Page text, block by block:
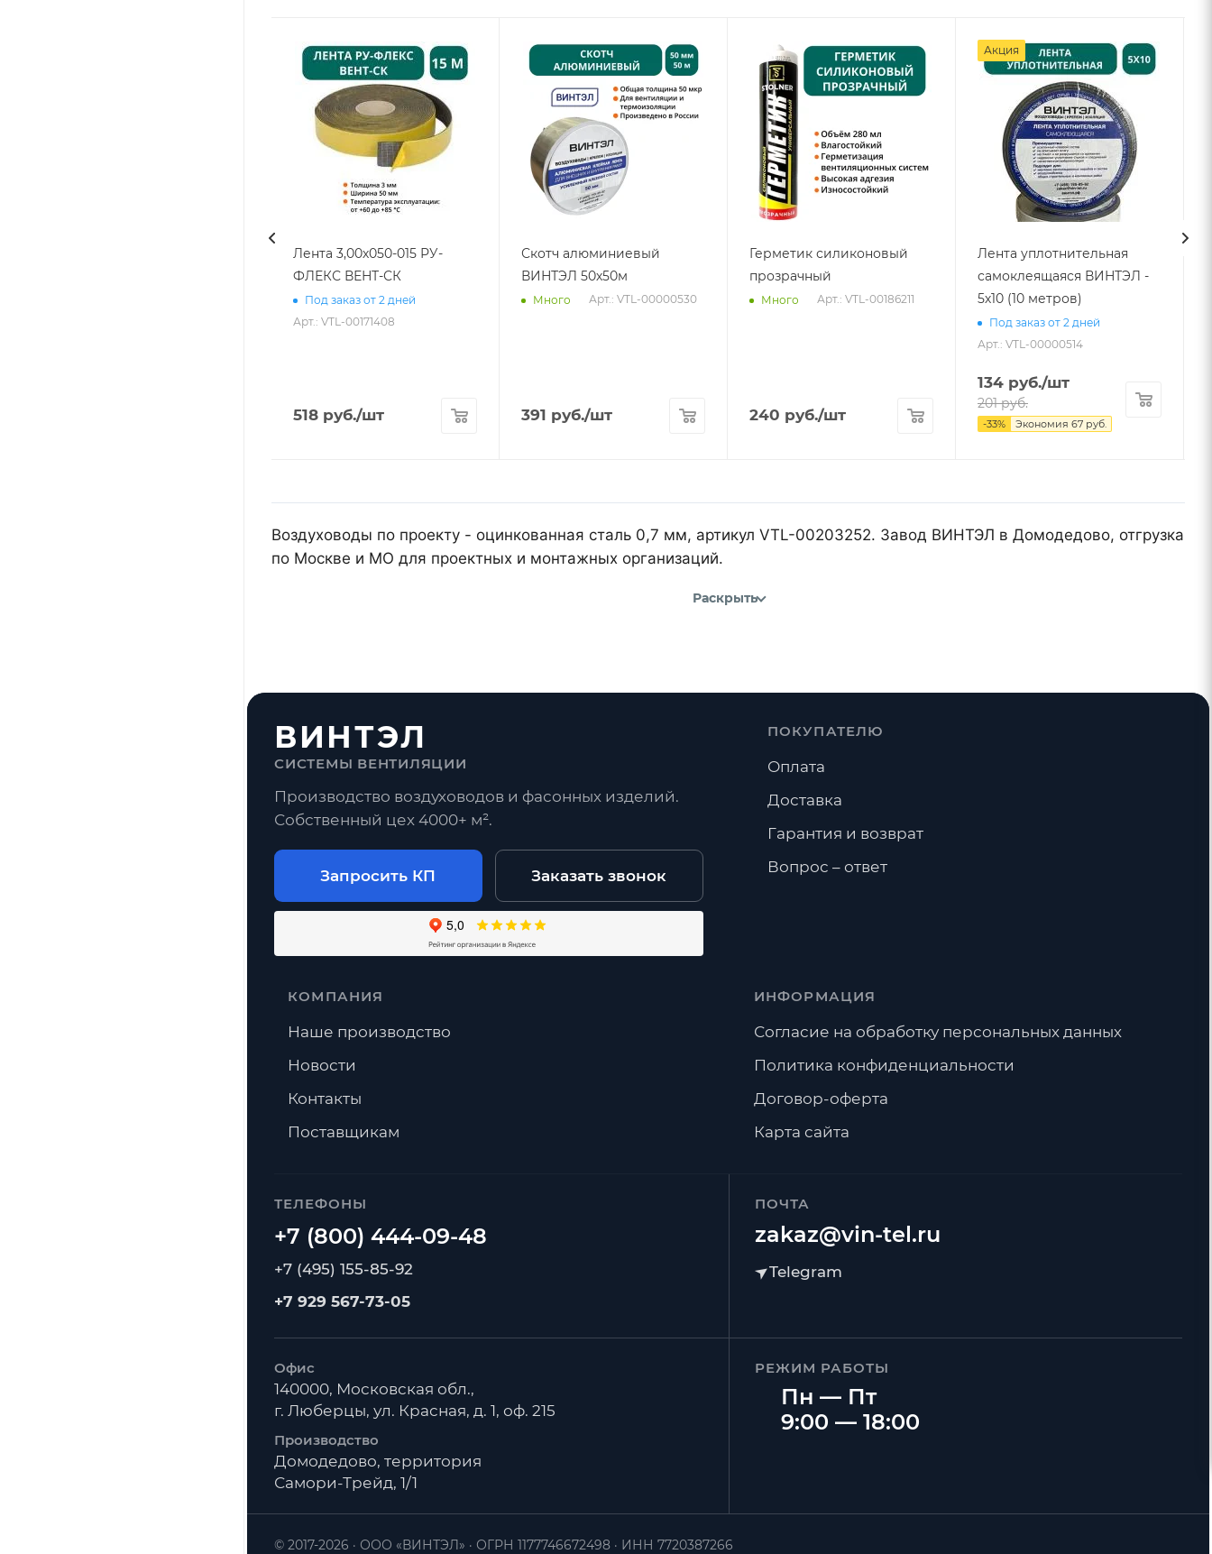
Лента 3,00х050-015 РУ-
ФЛЕКС ВЕНТ-СК
Под заказ от 2 дней
Арт.: VTL-00171408
518 руб./шт
Скотч алюминиевый
ВИНТЭЛ 50х50м
Много Арт.: VTL-00000530
391 руб./шт
Герметик силиконовый
прозрачный
Много Арт.: VTL-00186211
240 руб./шт
Акция
Лента уплотнительная
самоклеящаяся ВИНТЭЛ -
5х10 (10 метров)
Под заказ от 2 дней
Арт.: VTL-00000514
134 руб./шт
201руб.
-33% Экономия 67 руб.
Воздуховоды по проекту - оцинкованная сталь 0,7 мм, артикул VTL-00203252. Завод ВИНТЭЛ в Домодедово, отгрузка
по Москве и МО для проектных и монтажных организаций.
Раскрыть
ВИНТЭЛ
СИСТЕМЫ ВЕНТИЛЯЦИИ
Производство воздуховодов и фасонных изделий.
Собственный цех 4000+ м².
Запросить КП Заказать звонок
ТЕЛЕФОНЫ
+7 (495) 155-85-92
+7 929 567-73-05
ПОЧТА
zakaz@vin-tel.ru
Офис
140000, Московская обл.,
г. Люберцы, ул. Красная, д. 1, оф. 215
Производство
Домодедово, территория
Самори-Трейд, 1/1
РЕЖИМ РАБОТЫ
Пн — Пт
9:00 — 18:00
ПОКУПАТЕЛЮ
Оплата
Доставка
Гарантия и возврат
Вопрос – ответ
КОМПАНИЯ
Наше производство
Новости
Контакты
Поставщикам
ИНФОРМАЦИЯ
Согласие на обработку персональных данных
Политика конфиденциальности
Договор-оферта
Карта сайта
ООО «ВИНТЭЛ» ОГРН 1177746672498 ИНН 7720387266
© 2017-2026